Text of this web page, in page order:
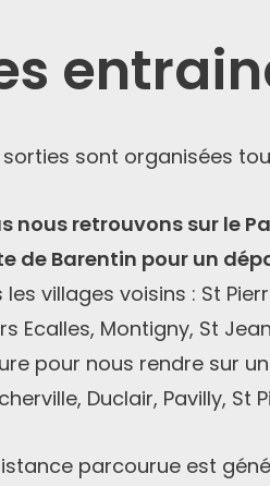
sorties sont organisées
nous retrouvons sur le
de Barentin pour un
les villages voisins : St
Ecalles, Montigny, St
pour nous rendre sur
Duclair, Pavilly, St
parcourue est